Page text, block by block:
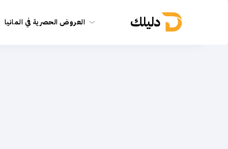
دليلك العروض الحصرية في المانيا